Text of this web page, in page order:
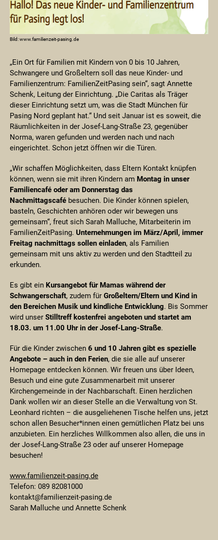
Bild: www.familienzeit-pasing.de
„Ein Ort für Familien mit Kindern von 0 bis 10 Jahren,
Schwangere und Großeltern soll das neue Kinder- und
Familienzentrum: FamilienZeitPasing sein“, sagt Annette
Schenk, Leitung der Einrichtung. „Die Caritas als Träger
dieser Einrichtung setzt um, was die Stadt München für
Pasing Nord geplant hat.“ Und seit Januar ist es soweit, die
Räumlichkeiten in der Josef-Lang-Straße 23, gegenüber
Norma, waren gefunden und werden nach und nach
eingerichtet. Schon jetzt öffnen wir die Türen.
„Wir schaffen Möglichkeiten, dass Eltern Kontakt knüpfen
können, wenn sie mit ihren Kindern am Montag in unser
Familiencafé oder am Donnerstag das
Nachmittagscafé besuchen. Die Kinder können spielen,
basteln, Geschichten anhören oder wir bewegen uns
gemeinsam“, freut sich Sarah Malluche, Mitarbeiterin im
FamilienZeitPasing. Unternehmungen im März/April, immer
Freitag nachmittags sollen einladen, als Familien
gemeinsam mit uns aktiv zu werden und den Stadtteil zu
erkunden.
Es gibt ein Kursangebot für Mamas während der
Schwangerschaft, zudem für Großeltern/Eltern und Kind in
den Bereichen Musik und kindliche Entwicklung. Bis Sommer
wird unser Stilltreff kostenfrei angeboten und startet am
18.03. um 11.00 Uhr in der Josef-Lang-Straße.
Für die Kinder zwischen 6 und 10 Jahren gibt es spezielle
Angebote – auch in den Ferien, die sie alle auf unserer
Homepage entdecken können. Wir freuen uns über Ideen,
Besuch und eine gute Zusammenarbeit mit unserer
Kirchengemeinde in der Nachbarschaft. Einen herzlichen
Dank wollen wir an dieser Stelle an die Verwaltung von St.
Leonhard richten – die ausgeliehenen Tische helfen uns, jetzt
schon allen Besucher*innen einen gemütlichen Platz bei uns
anzubieten. Ein herzliches Willkommen also allen, die uns in
der Josef-Lang-Straße 23 oder auf unserer Homepage
besuchen!
www.familienzeit-pasing.de
Telefon: 089 82081000
kontakt@familienzeit-pasing.de
Sarah Malluche und Annette Schenk